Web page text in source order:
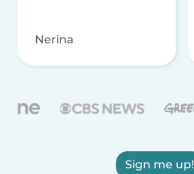
Nerina
Sign me up!